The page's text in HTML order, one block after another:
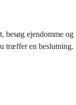
besøg ejendomme og
træffer en beslutning.